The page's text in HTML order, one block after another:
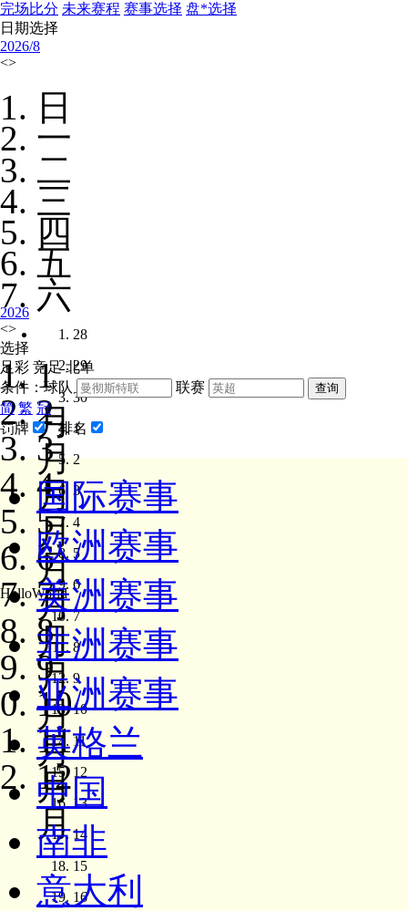
完场比分 未来赛程 赛事选择 盘*选择
日期选择
2026/8
<>
日
一
二
三
四
五
六
28
29
30
1
2
3
4
5
6
7
8
9
10
11
12
13
14
15
16
2026
<>
1
月
2
月
3
月
4
月
5
月
6
月
7
月
8
月
9
月
10
月
11
月
12
月
HelloWorld
选择
足彩 竞足 北单
条件：球队
联赛
简 繁 冠
罚牌
排名
国际赛事
欧洲赛事
美洲赛事
非洲赛事
亚洲赛事
英格兰
中国
南非
意大利